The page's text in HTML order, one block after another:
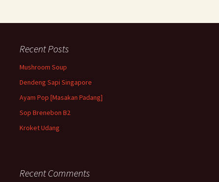
Recent Posts
Mushroom Soup
Dendeng Sapi Singapore
Ayam Pop [Masakan Padang]
Sop Brenebon B2
Kroket Udang
Recent Comments